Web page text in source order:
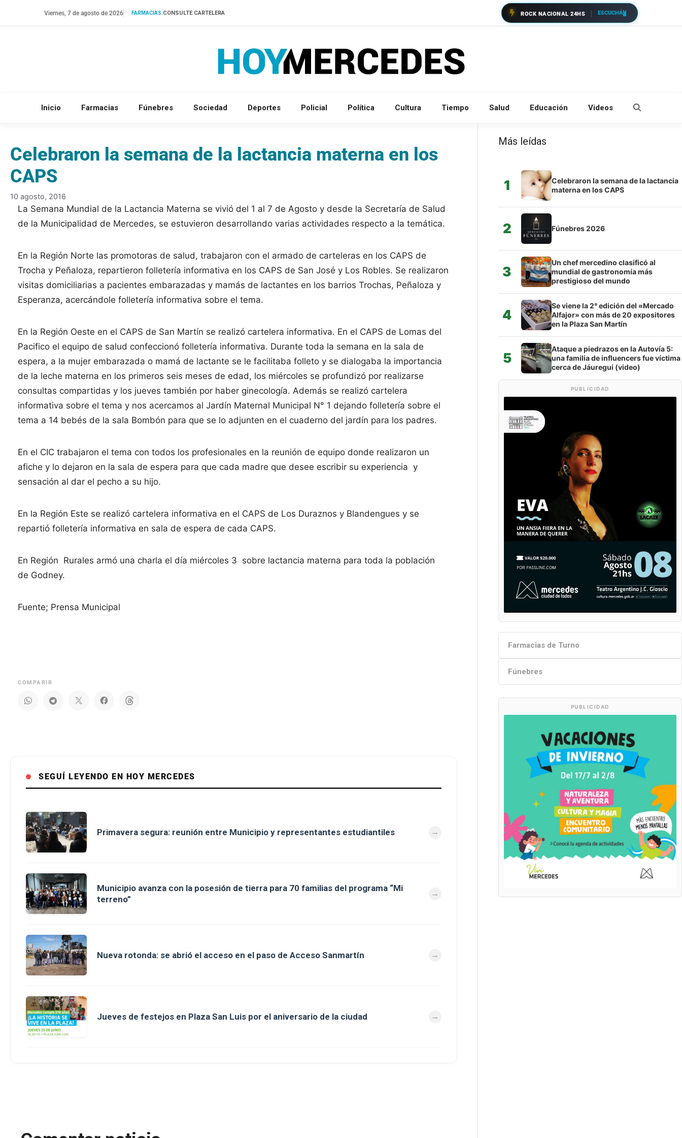
Viernes, 7 de agosto de 2026 FARMACIAS:CONSULTE CARTELERA ROCK NACIONAL 24HS ESCUCHÁ
Inicio Farmacias Fúnebres Sociedad Deportes Policial Política Cultura Tiempo Salud Educación Videos
Celebraron la semana de la lactancia materna en los
CAPS
10 agosto, 2016
La Semana Mundial de la Lactancia Materna se vivió del 1 al 7 de Agosto y desde la Secretaría de Salud
de la Municipalidad de Mercedes, se estuvieron desarrollando varias actividades respecto a la temática.
En la Región Norte las promotoras de salud, trabajaron con el armado de carteleras en los CAPS de
Trocha y Peñaloza, repartieron folletería informativa en los CAPS de San José y Los Robles. Se realizaron
visitas domiciliarias a pacientes embarazadas y mamás de lactantes en los barrios Trochas, Peñaloza y
Esperanza, acercándole folletería informativa sobre el tema.
En la Región Oeste en el CAPS de San Martín se realizó cartelera informativa. En el CAPS de Lomas del
Pacifico el equipo de salud confeccionó folletería informativa. Durante toda la semana en la sala de
espera, a la mujer embarazada o mamá de lactante se le facilitaba folleto y se dialogaba la importancia
de la leche materna en los primeros seis meses de edad, los miércoles se profundizó por realizarse
consultas compartidas y los jueves también por haber ginecología. Además se realizó cartelera
informativa sobre el tema y nos acercamos al Jardín Maternal Municipal N° 1 dejando folletería sobre el
tema a 14 bebés de la sala Bombón para que se lo adjunten en el cuaderno del jardín para los padres.
En el CIC trabajaron el tema con todos los profesionales en la reunión de equipo donde realizaron un
afiche y lo dejaron en la sala de espera para que cada madre que desee escribir su experiencia y
sensación al dar el pecho a su hijo.
En la Región Este se realizó cartelera informativa en el CAPS de Los Duraznos y Blandengues y se
repartió folletería informativa en sala de espera de cada CAPS.
En Región Rurales armó una charla el día miércoles 3 sobre lactancia materna para toda la población
de Godney.
Fuente; Prensa Municipal
COMPARIR
SEGUÍ LEYENDO EN HOY MERCEDES
Primavera segura: reunión entre Municipio y representantes estudiantiles
Municipio avanza con la posesión de tierra para 70 familias del programa “Mi
terreno”
Nueva rotonda: se abrió el acceso en el paso de Acceso Sanmartín
Jueves de festejos en Plaza San Luis por el aniversario de la ciudad
Más leídas
1
Celebraron la semana de la lactancia
materna en los CAPS
2 Fúnebres 2026
3
Un chef mercedino clasificó al
mundial de gastronomía más
prestigioso del mundo
4
Se viene la 2° edición del «Mercado
Alfajor» con más de 20 expositores
en la Plaza San Martín
5
Ataque a piedrazos en la Autovía 5:
una familia de influencers fue víctima
cerca de Jáuregui (video)
PUBLICIDAD
Farmacias de Turno
Fúnebres
PUBLICIDAD